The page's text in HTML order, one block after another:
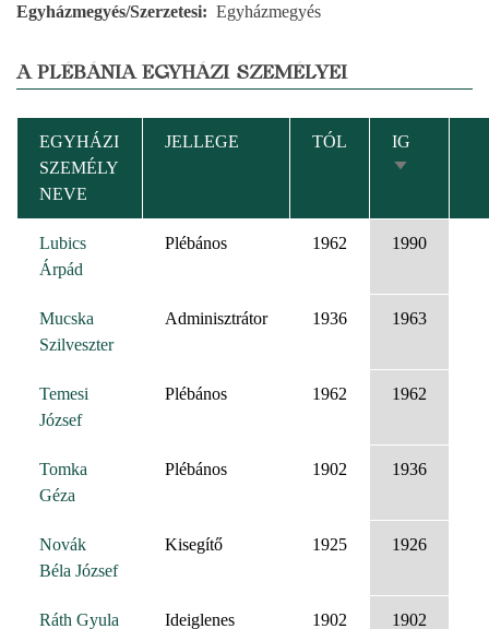
Egyházmegyés/Szerzetesi
Egyházmegyés
A PLÉBÁNIA EGYHÁZI SZEMÉLYEI
EGYHÁZI
SZEMÉLY
NEVE
JELLEGE TÓL
IG
NÖVEKVŐ
Lubics
Árpád
Plébános 1962 1990
Mucska
Szilveszter
Adminisztrátor 1936 1963
Temesi
József
Plébános 1962 1962
Tomka
Géza
Plébános 1902 1936
Novák
Béla József
Kisegítő 1925 1926
Ráth Gyula
Ideiglenes
1902 1902